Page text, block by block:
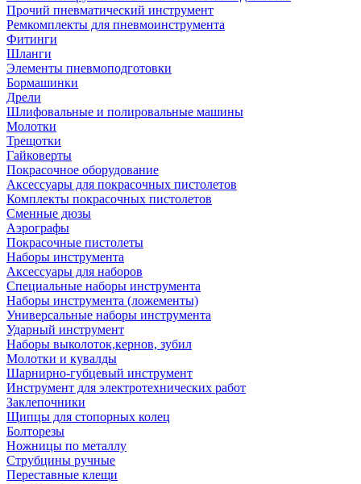
Прочий пневматический инструмент
Ремкомплекты для пневмоинструмента
Фитинги
Шланги
Элементы пневмоподготовки
Бормашинки
Дрели
Шлифовальные и полировальные машины
Молотки
Трещотки
Гайковерты
Покрасочное оборудование
Аксессуары для покрасочных пистолетов
Комплекты покрасочных пистолетов
Сменные дюзы
Аэрографы
Покрасочные пистолеты
Наборы инструмента
Аксессуары для наборов
Специальные наборы инструмента
Наборы инструмента (ложементы)
Универсальные наборы инструмента
Ударный инструмент
Наборы выколоток,кернов, зубил
Молотки и кувалды
Шарнирно-губцевый инструмент
Инструмент для электротехнических работ
Заклепочники
Щипцы для стопорных колец
Болторезы
Ножницы по металлу
Струбцины ручные
Переставные клещи